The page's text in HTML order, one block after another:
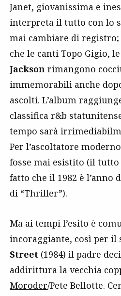
Janet, giovanissima e
interpreta il tutto con lo
mai cambiare di registro;
che le canti Topo Gigio,
Jackson rimangono
immemorabili anche
ascolti. L’album
classifica r&b
tempo sarà
Per l’ascoltatore
fosse mai esistito (il
fatto che il 1982 è l’anno
di “Thriller”).
Ma ai tempi l’esito è
incoraggiante, così per il
Street (1984) il padre
addirittura la vecchia
Moroder/Pete Bellotte.